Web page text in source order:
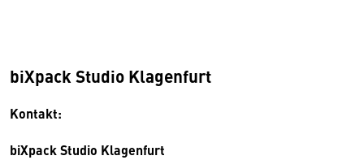
biXpack Studio Klagenfurt
Kontakt:
biXpack Studio Klagenfurt